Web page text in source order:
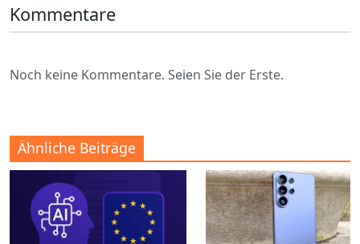
Kommentare
Noch keine Kommentare. Seien Sie der Erste.
Ähnliche Beiträge